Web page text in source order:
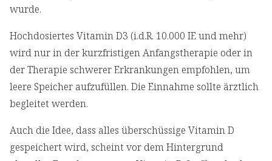
wurde.
Hochdosiertes Vitamin D3 (i.d.R. 10.000 IE und mehr)
wird nur in der kurzfristigen Anfangstherapie oder in
der Therapie schwerer Erkrankungen empfohlen, um
leere Speicher aufzufüllen. Die Einnahme sollte ärztlich
begleitet werden.
Auch die Idee, dass alles überschüssige Vitamin D
gespeichert wird, scheint vor dem Hintergrund